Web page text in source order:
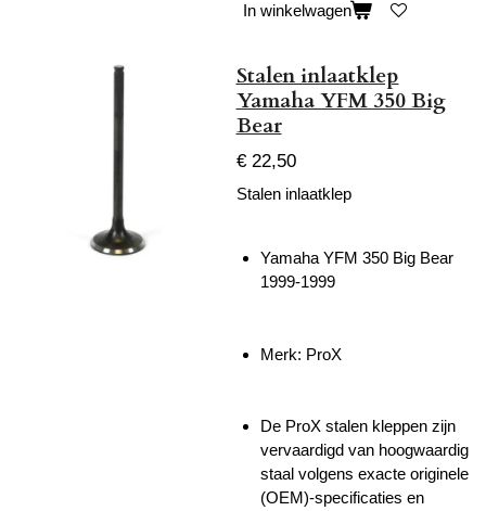
In winkelwagen
Stalen inlaatklep
Yamaha YFM 350 Big
Bear
€ 22,50
Stalen inlaatklep
Yamaha YFM 350 Big Bear
1999-1999
Merk: ProX
De ProX stalen kleppen zijn
vervaardigd van hoogwaardig
staal volgens exacte originele
(OEM)-specificaties en